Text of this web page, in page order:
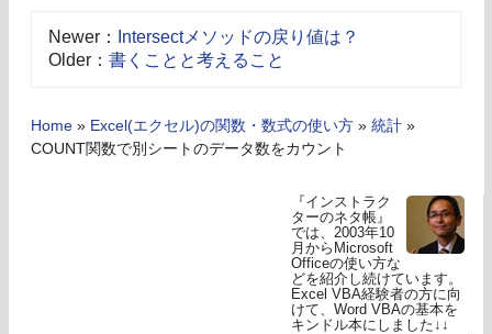
Newer：
Intersectメソッドの戻り値は？
Older： 書くことと考えること
Home » Excel(エクセル)の関数・数式の使い方 » 統計 »
COUNT関数で別シートのデータ数をカウント
『インストラク
ターのネタ帳』
では、2003年10
月からMicrosoft
Officeの使い方な
どを紹介し続けています。
Excel VBA経験者の方に向
けて、Word VBAの基本を
キンドル本にしました↓↓